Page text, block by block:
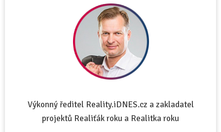
Výkonný ředitel Reality.iDNES.cz a zakladatel
projektů Realiťák roku a Realitka roku